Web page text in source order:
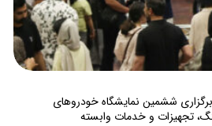
ششمین نمایشگاه خودروهای
تجهیزات و خدمات وابسته